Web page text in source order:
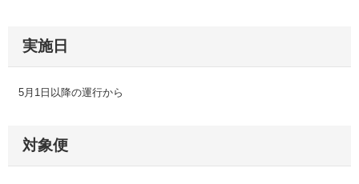
実施日
5月1日以降の運行から
対象便